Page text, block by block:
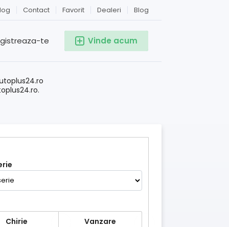
Blog
Dealeri
Favorit
Contact
Vinde acum
te
Chirie
Vanzare